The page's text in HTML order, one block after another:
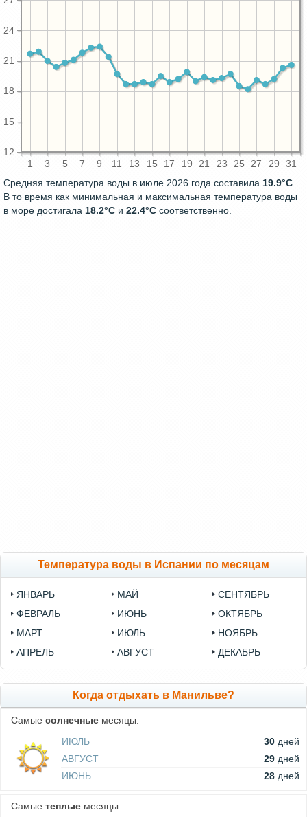
1 3 5 7 9 11 13 15 17 19 21 23 25 27 29 31
12
15
18
21
24
Средняя температура воды в июле 2026 года составила 19.9°C.
В то время как минимальная и максимальная температура воды
в море достигала 18.2°C и 22.4°C соответственно.
Температура воды в Испании по месяцам
ЯНВАРЬ
ФЕВРАЛЬ
МАРТ
АПРЕЛЬ
МАЙ
ИЮНЬ
ИЮЛЬ
АВГУСТ
СЕНТЯБРЬ
ОКТЯБРЬ
НОЯБРЬ
ДЕКАБРЬ
Когда отдыхать в Манильве?
Самые солнечные месяцы:
ИЮЛЬ
30 дней
АВГУСТ
29 дней
ИЮНЬ
28 дней
Самые теплые месяцы: